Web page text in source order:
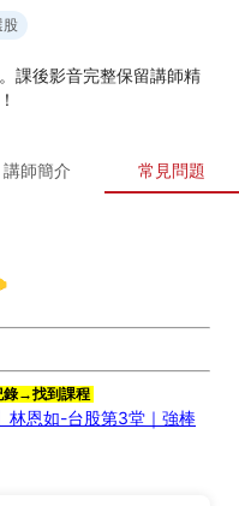
股
課後影音完整保留講師精
講師簡介 常見問題
→找到課程
林恩如-台股第3堂｜強棒